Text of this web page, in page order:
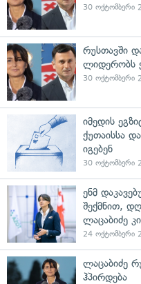
30 ოქტომბერი
რუსთავში
ლიდერობს
30 ოქტომბერი
იმედის
ქუთაისსა
იგებენ
30 ოქტომბერი
ენმ
შექმნით,
ლაცაბიძე
24 ოქტომბერი
ლაცაბიძე
ჰპირდება